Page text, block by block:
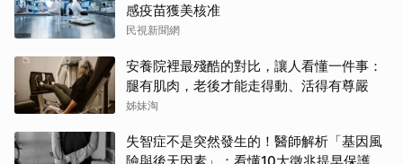
感疫苗獲美核准
民視新聞網
安養院裡最殘酷的對比，讓人看懂一件事：
腿有肌肉，老後才能走得動、活得有尊嚴
姊妹淘
失智症不是突然發生的！醫師解析「基因風